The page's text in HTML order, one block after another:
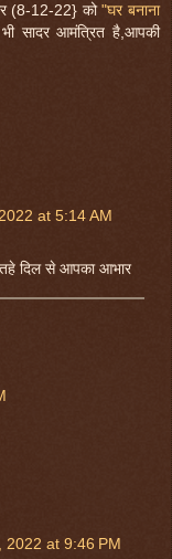
(8-12-22} को"घर बनाना
सादर आमंत्रित है,आपकी
at 5:14 AM
तहे दिल से आपका आभार
2022 at 9:46 PM